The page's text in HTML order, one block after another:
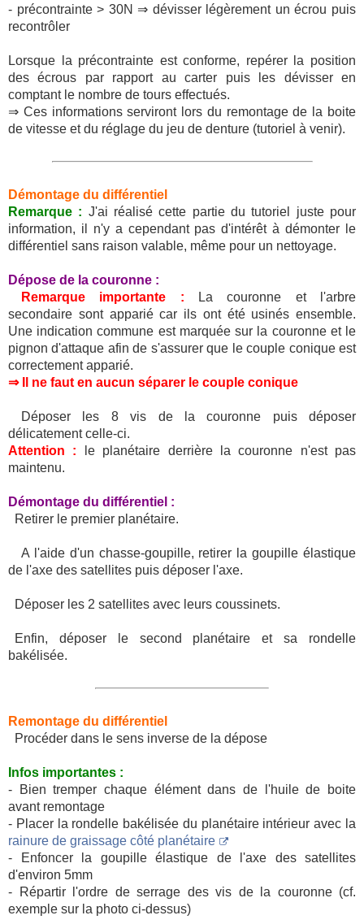
- précontrainte > 30N ⇒ dévisser légèrement un écrou puis
recontrôler
Lorsque la précontrainte est conforme, repérer la position
des écrous par rapport au carter puis les dévisser en
comptant le nombre de tours effectués.
⇒ Ces informations serviront lors du remontage de la boite
de vitesse et du réglage du jeu de denture (tutoriel à venir).
Démontage du différentiel
Remarque : J'ai réalisé cette partie du tutoriel juste pour
information, il n'y a cependant pas d'intérêt à démonter le
différentiel sans raison valable, même pour un nettoyage.
Dépose de la couronne :
Remarque importante : La couronne et l'arbre
secondaire sont apparié car ils ont été usinés ensemble.
Une indication commune est marquée sur la couronne et le
pignon d'attaque afin de s'assurer que le couple conique est
correctement apparié.
⇒ Il ne faut en aucun séparer le couple conique
Déposer les 8 vis de la couronne puis déposer
délicatement celle-ci.
Attention : le planétaire derrière la couronne n'est pas
maintenu.
Démontage du différentiel :
Retirer le premier planétaire.
A l'aide d'un chasse-goupille, retirer la goupille élastique
de l'axe des satellites puis déposer l'axe.
Déposer les 2 satellites avec leurs coussinets.
Enfin, déposer le second planétaire et sa rondelle
bakélisée.
Remontage du différentiel
Procéder dans le sens inverse de la dépose
Infos importantes :
- Bien tremper chaque élément dans de l'huile de boite
avant remontage
- Placer la rondelle bakélisée du planétaire intérieur avec la
rainure de graissage côté planétaire
- Enfoncer la goupille élastique de l'axe des satellites
d'environ 5mm
- Répartir l'ordre de serrage des vis de la couronne (cf.
exemple sur la photo ci-dessus)